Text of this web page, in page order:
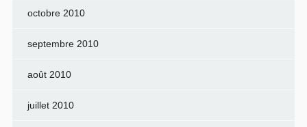
octobre 2010
septembre 2010
août 2010
juillet 2010